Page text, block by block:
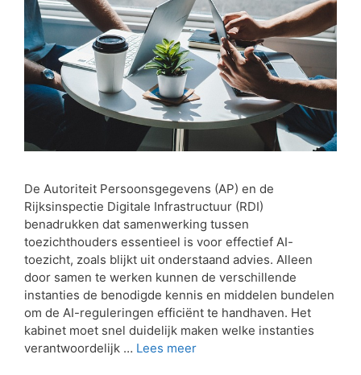
De Autoriteit Persoonsgegevens (AP) en de
Rijksinspectie Digitale Infrastructuur (RDI)
benadrukken dat samenwerking tussen
toezichthouders essentieel is voor effectief AI-
toezicht, zoals blijkt uit onderstaand advies. Alleen
door samen te werken kunnen de verschillende
instanties de benodigde kennis en middelen bundelen
om de AI-reguleringen efficiënt te handhaven. Het
kabinet moet snel duidelijk maken welke instanties
verantwoordelijk … Lees meer